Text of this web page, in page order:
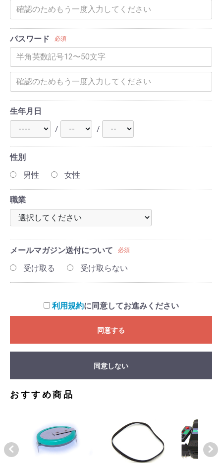
パスワード 必須
生年月日
/
/
性別
男性
女性
職業
メールマガジン送付について 必須
受け取る 受け取らない
利用規約に同意してお進みください
同意する
同意しない
おすすめ商品